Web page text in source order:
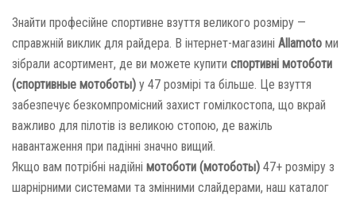
Знайти професійне спортивне взуття великого розміру —
справжній виклик для райдера. В інтернет-магазині Allamoto ми
зібрали асортимент, де ви можете купити спортивні мотоботи
(спортивные мотоботы) у 47 розмірі та більше. Це взуття
забезпечує безкомпромісний захист гомілкостопа, що вкрай
важливо для пілотів із великою стопою, де важіль
навантаження при падінні значно вищий.
Якщо вам потрібні надійні мотоботи (мотоботы) 47+ розміру з
шарнірними системами та змінними слайдерами, наш каталог